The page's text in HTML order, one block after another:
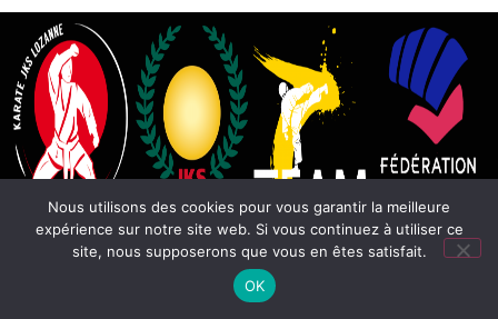
Nous utilisons des cookies pour vous garantir la meilleure
expérience sur notre site web. Si vous continuez à utiliser ce
site, nous supposerons que vous en êtes satisfait.
OK